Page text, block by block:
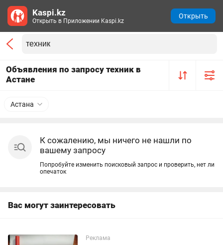
Объявления по запросу техник в
Астане
Астана
К сожалению, мы ничего не нашли по
вашему запросу
Попробуйте изменить поисковый запрос и проверить, нет ли
опечаток
Вас могут заинтересовать
Реклама
Kaspi.kz
Открыть в Приложении Kaspi.kz
Открыть